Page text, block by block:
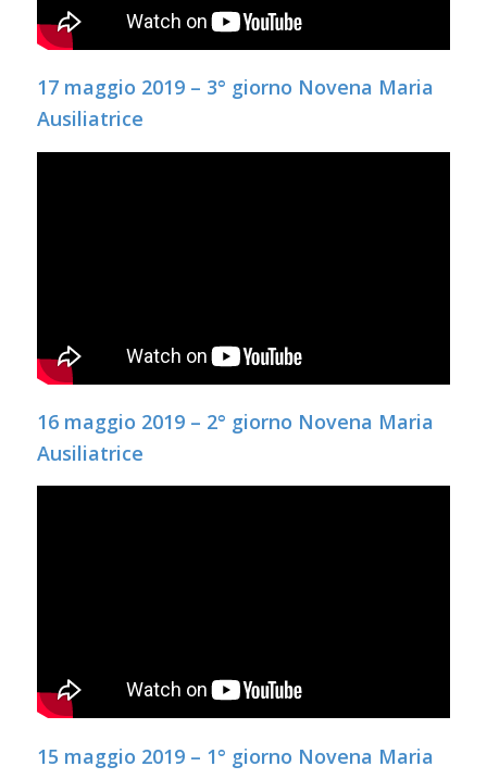
17 maggio 2019 – 3° giorno Novena Maria
Ausiliatrice
16 maggio 2019 – 2° giorno Novena Maria
Ausiliatrice
15 maggio 2019 – 1° giorno Novena Maria